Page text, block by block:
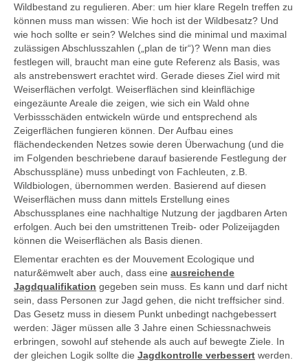
Wildbestand zu regulieren. Aber: um hier klare Regeln treffen zu
können muss man wissen: Wie hoch ist der Wildbesatz? Und
wie hoch sollte er sein? Welches sind die minimal und maximal
zulässigen Abschlusszahlen („plan de tir“)? Wenn man dies
festlegen will, braucht man eine gute Referenz als Basis, was
als anstrebenswert erachtet wird. Gerade dieses Ziel wird mit
Weiserflächen verfolgt. Weiserflächen sind kleinflächige
eingezäunte Areale die zeigen, wie sich ein Wald ohne
Verbissschäden entwickeln würde und entsprechend als
Zeigerflächen fungieren können. Der Aufbau eines
flächendeckenden Netzes sowie deren Überwachung (und die
im Folgenden beschriebene darauf basierende Festlegung der
Abschusspläne) muss unbedingt von Fachleuten, z.B.
Wildbiologen, übernommen werden. Basierend auf diesen
Weiserflächen muss dann mittels Erstellung eines
Abschussplanes eine nachhaltige Nutzung der jagdbaren Arten
erfolgen. Auch bei den umstrittenen Treib- oder Polizeijagden
können die Weiserflächen als Basis dienen.
Elementar erachten es der Mouvement Ecologique und
natur&ëmwelt aber auch, dass eine ausreichende
Jagdqualifikation gegeben sein muss. Es kann und darf nicht
sein, dass Personen zur Jagd gehen, die nicht treffsicher sind.
Das Gesetz muss in diesem Punkt unbedingt nachgebessert
werden: Jäger müssen alle 3 Jahre einen Schiessnachweis
erbringen, sowohl auf stehende als auch auf bewegte Ziele. In
der gleichen Logik sollte die Jagdkontrolle verbessert werden.